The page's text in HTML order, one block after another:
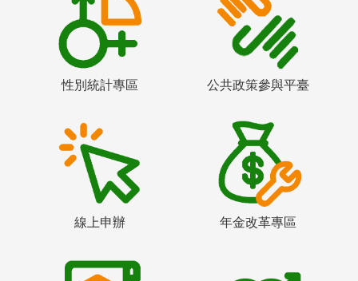
性別統計專區 公共政策參與平臺
線上申辦 年金改革專區